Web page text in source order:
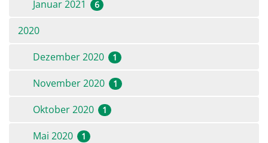
Januar 2021 6
2020
Dezember 2020
1
November 2020 1
Oktober 2020 1
Mai 2020 1